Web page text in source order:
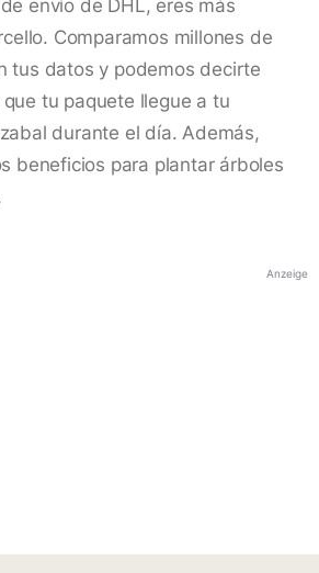
envío de DHL, eres más
Comparamos millones de
tus datos y podemos decirte
tu paquete llegue a tu
durante el día. Además,
beneficios para plantar árboles
Anzeige